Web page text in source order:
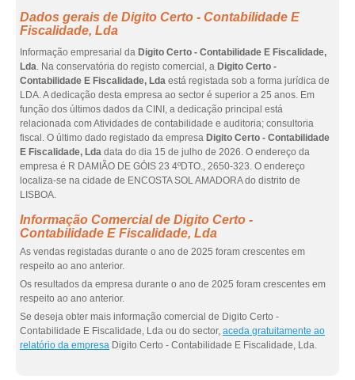
Dados gerais de Digito Certo - Contabilidade E
Fiscalidade, Lda
Informação empresarial da Digito Certo - Contabilidade E Fiscalidade,
Lda. Na conservatória do registo comercial, a Digito Certo -
Contabilidade E Fiscalidade, Lda está registada sob a forma jurídica de
LDA. A dedicação desta empresa ao sector é superior a 25 anos. Em
função dos últimos dados da CINI, a dedicação principal está
relacionada com Atividades de contabilidade e auditoria; consultoria
fiscal. O último dado registado da empresa Digito Certo - Contabilidade
E Fiscalidade, Lda data do dia 15 de julho de 2026. O endereço da
empresa é R DAMIÃO DE GÓIS 23 4ºDTO., 2650-323. O endereço
localiza-se na cidade de ENCOSTA SOL AMADORA do distrito de
LISBOA.
Informação Comercial de Digito Certo -
Contabilidade E Fiscalidade, Lda
As vendas registadas durante o ano de 2025 foram crescentes em
respeito ao ano anterior.
Os resultados da empresa durante o ano de 2025 foram crescentes em
respeito ao ano anterior.
Se deseja obter mais informação comercial de Digito Certo -
Contabilidade E Fiscalidade, Lda ou do sector, aceda gratuitamente ao
relatório da empresa Digito Certo - Contabilidade E Fiscalidade, Lda.